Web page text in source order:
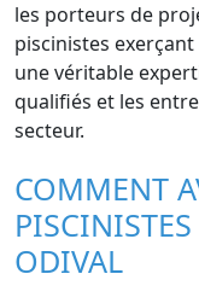
les porteurs de
piscinistes
une véritable
qualifiés et les
secteur.
COMMENT
ODIVAL